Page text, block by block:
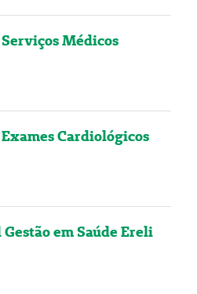
Médicos
Cardiológicos
em Saúde Ereli